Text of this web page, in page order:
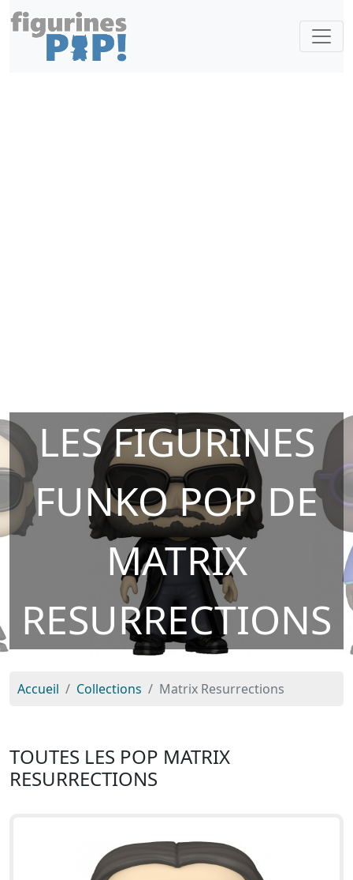
LES FIGURINES
FUNKO POP DE
MATRIX
RESURRECTIONS
Accueil Collections Matrix Resurrections
TOUTES LES POP MATRIX
RESURRECTIONS